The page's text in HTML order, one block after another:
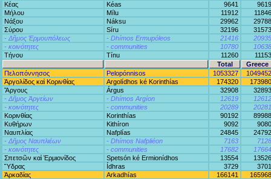
Κέας
Kéas 9641
9619
Μήλου
Mílu 11912
11846
Νάξου
Náksu 29962
29788
Σύρου
Síru 32196
31573
- Δῆμος Ἑρμουπόλεως
- Dhímos Ermupóleos 21416
20935
- κοινότητες
- communities 10780
10638
Τήνου
Tínu 11260
11153
Total
Greece
Πελοπόννησος
Pelopónnisos 1053327
1049452
Ἀργολίδος καὶ Κορινθίας
Argolídhos ké Korinthías 174320
173980
Ἄργους
Árgus 32908
32893
- Δῆμος Ἀργείων
- Dhímos Argíon 12619
12612
- κοινότητες
- communities 20289
20281
Κορινθίας
Korinthías 90192
89988
Κυθήρων
Kithíron 9092
9080
Ναυπλίας
Nafplías 24845
24792
- Δῆμος Ναυπλιέων
- Dhímos Nafpliéon 7163
7128
- κοινότητες
- communities 17682
17664
Σπετσῶν καὶ Ἐρμιονίδος
Spetsón ké Ermionídhos 13554
13526
Ὕδρας
Ídhras 3729
3701
Ἀρκαδίας
Arkadhías 166141
165968